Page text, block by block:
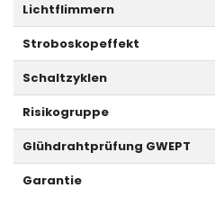
Lichtflimmern
Stroboskopeffekt
Schaltzyklen
Risikogruppe
Glühdrahtprüfung GWEPT
Garantie